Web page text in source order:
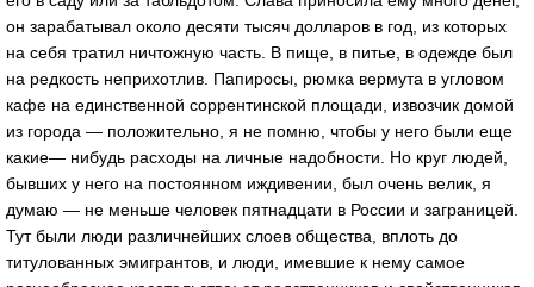
он зарабатывал около десяти тысяч долларов в год, из которых
на себя тратил ничтожную часть. В пище, в питье, в одежде был
на редкость неприхотлив. Папиросы, рюмка вермута в угловом
кафе на единственной соррентинской площади, извозчик домой
из города — положительно, я не помню, чтобы у него были еще
какие— нибудь расходы на личные надобности. Но круг людей,
бывших у него на постоянном иждивении, был очень велик, я
думаю — не меньше человек пятнадцати в России и заграницей.
Тут были люди различнейших слоев общества, вплоть до
титулованных эмигрантов, и люди, имевшие к нему самое